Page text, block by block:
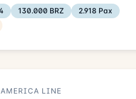
130.000 BRZ
2.918 Pax
LINE